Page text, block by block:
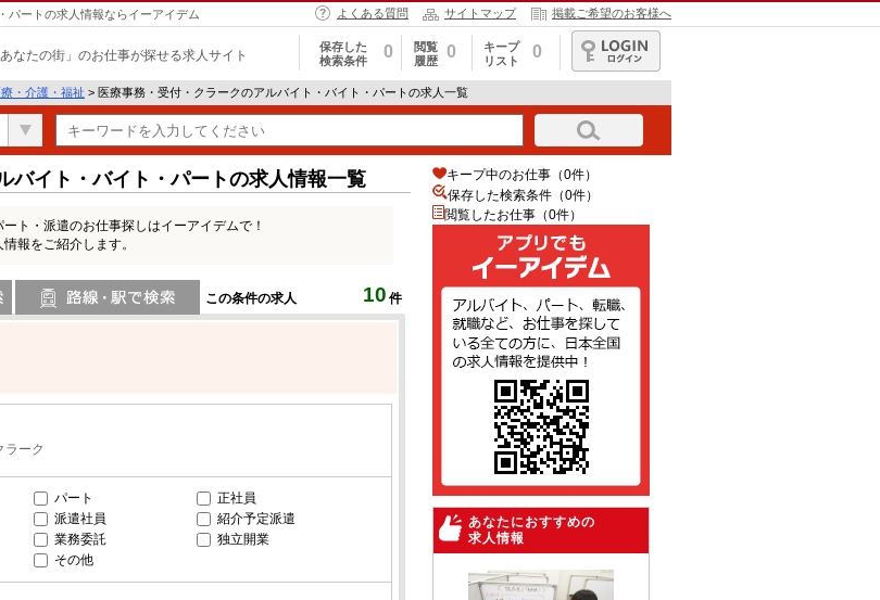
パートの求人情報ならイーアイデム よくある質問 サイトマップ 掲載ご希望のお客様へ
あなたの街」のお仕事が探せる求人サイト
保存した
検索条件
0
閲覧
履歴
0
キープ
リスト
0
ログイン
・介護・福祉 > 医療事務・受付・クラークのアルバイト・バイト・パートの求人一覧
バイト・バイト・パートの求人情報一覧
ト・派遣のお仕事探しはイーアイデムで！
報をご紹介します。
この条件の求人 10 件
ラーク
パート
正社員
派遣社員
紹介予定派遣
業務委託
独立開業
その他
キープ中のお仕事（0件）
保存した検索条件（0件）
閲覧したお仕事（0件）
あなたにおすすめの
求人情報